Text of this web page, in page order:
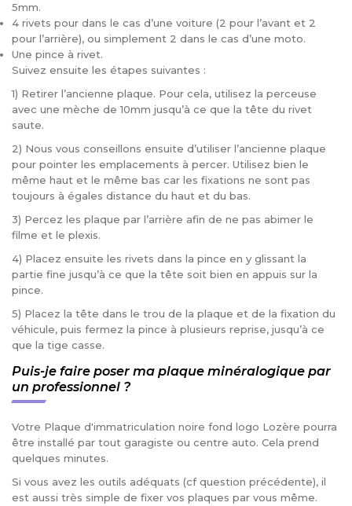
5mm.
4 rivets pour dans le cas d’une voiture (2 pour l’avant et 2
pour l’arrière), ou simplement 2 dans le cas d’une moto.
Une pince à rivet.
Suivez ensuite les étapes suivantes :
1) Retirer l’ancienne plaque. Pour cela, utilisez la perceuse
avec une mèche de 10mm jusqu’à ce que la tête du rivet
saute.
2) Nous vous conseillons ensuite d’utiliser l’ancienne plaque
pour pointer les emplacements à percer. Utilisez bien le
même haut et le même bas car les fixations ne sont pas
toujours à égales distance du haut et du bas.
3) Percez les plaque par l’arrière afin de ne pas abimer le
filme et le plexis.
4) Placez ensuite les rivets dans la pince en y glissant la
partie fine jusqu’à ce que la tête soit bien en appuis sur la
pince.
5) Placez la tête dans le trou de la plaque et de la fixation du
véhicule, puis fermez la pince à plusieurs reprise, jusqu’à ce
que la tige casse.
Puis-je faire poser ma plaque minéralogique par
un professionnel ?
Votre Plaque d'immatriculation noire fond logo Lozère pourra
être installé par tout garagiste ou centre auto. Cela prend
quelques minutes.
Si vous avez les outils adéquats (cf question précédente), il
est aussi très simple de fixer vos plaques par vous même.